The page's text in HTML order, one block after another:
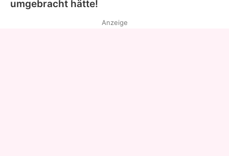
umgebracht hätte!
Anzeige